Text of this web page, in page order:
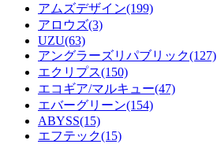
アムズデザイン(199)
アロウズ(3)
UZU(63)
アングラーズリパブリック(127)
エクリプス(150)
エコギア/マルキュー(47)
エバーグリーン(154)
ABYSS(15)
エフテック(15)